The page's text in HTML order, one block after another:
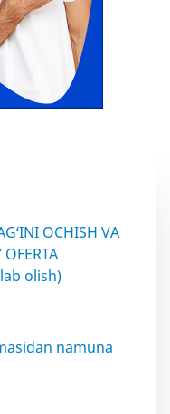
OCHISH VA
olish)
namuna